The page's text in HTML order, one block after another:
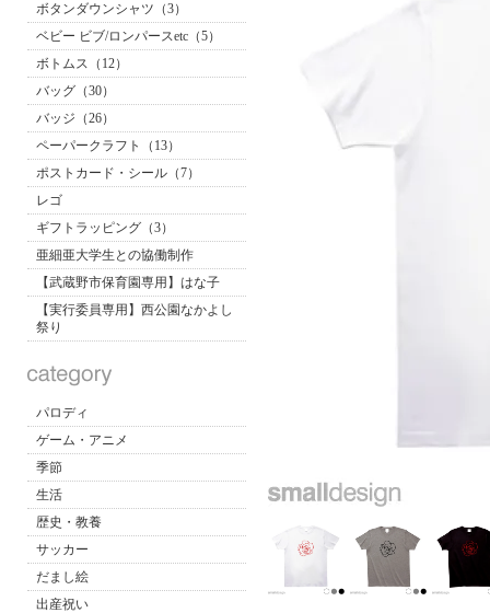
ボタンダウンシャツ（3）
ベビー ビブ/ロンパースetc（5）
ボトムス（12）
バッグ（30）
バッジ（26）
ペーパークラフト（13）
ポストカード・シール（7）
レゴ
ギフトラッピング（3）
亜細亜大学生との協働制作
【武蔵野市保育園専用】はな子
【実行委員専用】西公園なかよし
祭り
パロディ
ゲーム・アニメ
季節
生活
歴史・教養
サッカー
だまし絵
出産祝い